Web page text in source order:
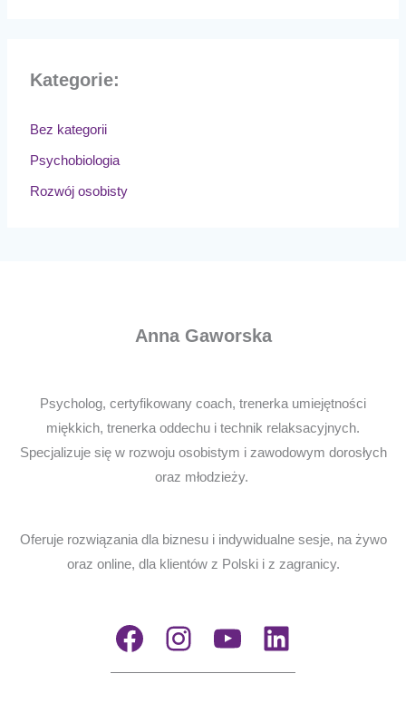
Kategorie:
Bez kategorii
Psychobiologia
Rozwój osobisty
Anna Gaworska
Psycholog, certyfikowany coach, trenerka umiejętności
miękkich, trenerka oddechu i technik relaksacyjnych.
Specjalizuje się w rozwoju osobistym i zawodowym dorosłych
oraz młodzieży.
Oferuje rozwiązania dla biznesu i indywidualne sesje, na żywo
oraz online, dla klientów z Polski i z zagranicy.
Facebook
Instagram
YouTube
LinkedIn